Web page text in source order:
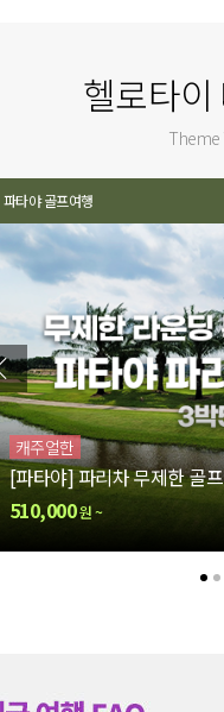
헬로타이
Theme
여행
] 최고급 골프장으로 구성
원 ~
파타야 골프여행
캐주얼한
[파타야] 파리차 무제한 골
510,000원 ~
럭셔리 골프여행
[방콕] 올 인크루시브
1,350,000